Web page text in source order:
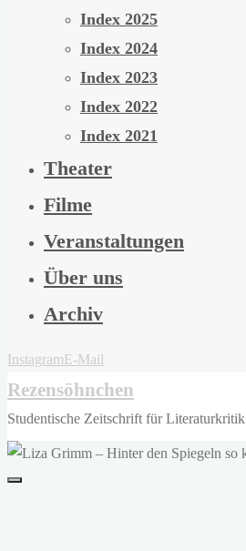
Index 2025
Index 2024
Index 2023
Index 2022
Index 2021
Theater
Filme
Veranstaltungen
Über uns
Archiv
InstagramE-Mail
Rezensöhnchen
Studentische Zeitschrift für Literaturkritik